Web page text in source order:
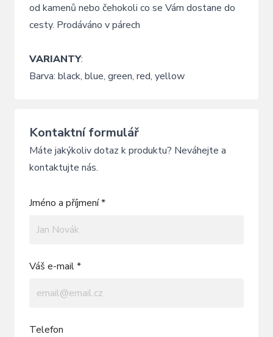
od kamenů nebo čehokoli co se Vám dostane do
cesty. Prodáváno v párech
VARIANTY:
Barva: black, blue, green, red, yellow
Kontaktní formulář
Máte jakýkoliv dotaz k produktu? Neváhejte a
kontaktujte nás.
Jméno a příjmení *
Váš e-mail *
Telefon